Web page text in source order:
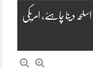
دینا چاہئے، امریکی